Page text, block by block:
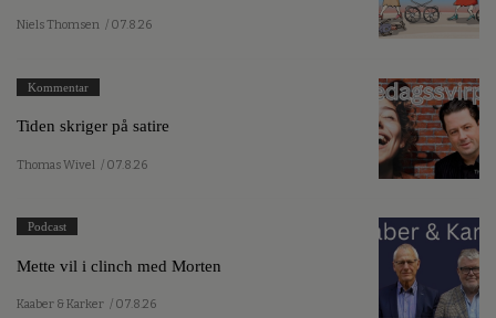
Niels Thomsen / 07.8.26
Kommentar
Tiden skriger på satire
Thomas Wivel / 07.8.26
Podcast
Mette vil i clinch med Morten
Kaaber & Karker / 07.8.26